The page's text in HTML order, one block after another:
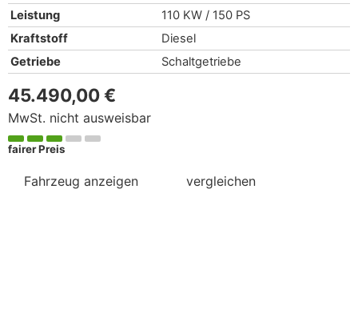
Leistung
110 KW / 150 PS
Kraftstoff
Diesel
Getriebe
Schaltgetriebe
45.490,00 €
MwSt. nicht ausweisbar
fairer Preis
Fahrzeug anzeigen vergleichen